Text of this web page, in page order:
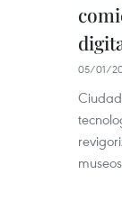
05/01/